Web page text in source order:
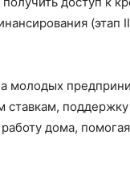
(этап
молодых
дома,